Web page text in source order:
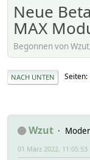
Neue
MAX
Begonnen von
NACH UNTEN Seiten
Wzut
01 März 2022, 11:05:53